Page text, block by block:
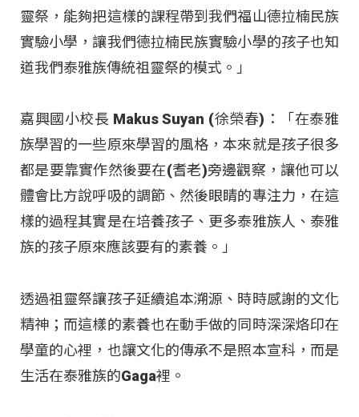
靈祭，能夠把這樣的課程帶到我們福山德拉楠民族
實驗小學，讓我們德拉楠民族實驗小學的孩子也知
道我們泰雅族傳統祖靈祭的模式。」
嘉興國小校長 Makus Suyan (徐榮春)：「在泰雅
族學習的一些原來學習的風格，本來就是孩子很多
都是要靠實作然後要在(耆老)旁邊觀察，讓他可以
體會比方說呼吸的調節、然後眼睛的專注力，在這
樣的過程其實是在培養孩子、更多泰雅族人、泰雅
族的孩子原來應該要有的素養。」
透過祖靈祭讓孩子延續追本溯源、時時感謝的文化
精神；而這樣的素養也在動手做的同時深深烙印在
學童的心裡，也讓文化的傳承不是照本宣科，而是
生活在泰雅族的Gaga裡。